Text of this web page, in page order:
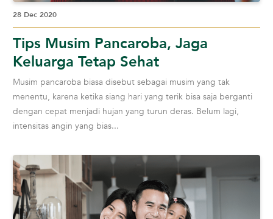
28 Dec 2020
Tips Musim Pancaroba, Jaga
Keluarga Tetap Sehat
Musim pancaroba biasa disebut sebagai musim yang tak
menentu, karena ketika siang hari yang terik bisa saja berganti
dengan cepat menjadi hujan yang turun deras. Belum lagi,
intensitas angin yang bias...